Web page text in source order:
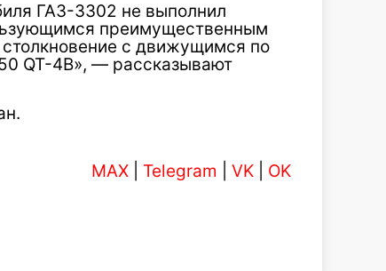
ГАЗ-3302 не выполнил
преимущественным
с движущимся по
QT-4B», — рассказывают
MAX Telegram VK OK